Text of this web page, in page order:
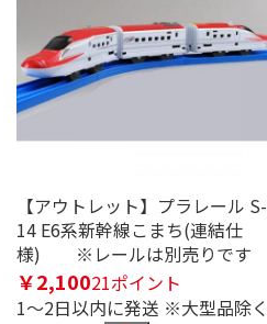
【アウトレット】プラレール S-
14 E6系新幹線こまち(連結仕
様) ※レールは別売りです
￥2,10021ポイント
1～2日以内に発送 ※大型品除く